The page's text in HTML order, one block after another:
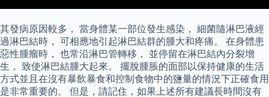
其發病原因較多， 當身體某一部位發生感染， 細菌隨淋巴液經
過淋巴結時， 可相應地引起淋巴結群的腫大和疼痛。 在身體患
惡性腫瘤時， 也常沿淋巴管轉移， 並停留在淋巴結內分裂增
生， 致使淋巴結腫大起來。 擺脫腫脹的面部以保持健康的生活
方式並且在沒有暴飲暴食和控制食物中的鹽量的情況下正確食用
是非常重要的。 但是，請記住，如果上述所有建議長時間沒有